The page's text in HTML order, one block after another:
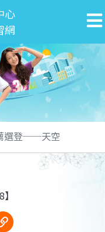
心
網
選登──天空